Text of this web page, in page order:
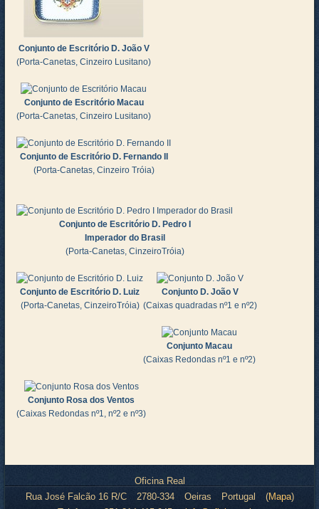
Conjunto de Escritório D. João V
(Porta-Canetas, Cinzeiro Lusitano)
Conjunto de Escritório Macau
(Porta-Canetas, Cinzeiro Lusitano)
Conjunto de Escritório D. Fernando II
(Porta-Canetas, Cinzeiro Tróia)
Conjunto de Escritório D. Pedro I
Imperador do Brasil
(Porta-Canetas, CinzeiroTróia)
Conjunto de Escritório D. Luiz
(Porta-Canetas, CinzeiroTróia)
Conjunto D. João V
(Caixas quadradas nº1 e nº2)
Conjunto Macau
(Caixas Redondas nº1 e nº2)
Conjunto Rosa dos Ventos
(Caixas Redondas nº1, nº2 e nº3)
Oficina Real
Rua José Falcão 16 R/C
2780-334 Oeiras Portugal (Mapa)